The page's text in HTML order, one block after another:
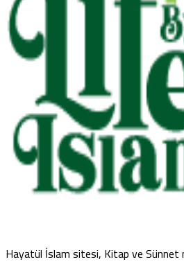
Hayatül İslam sitesi, Kitap ve Sünnet